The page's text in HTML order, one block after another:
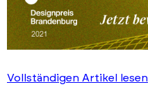
Vollständigen Artikel lesen